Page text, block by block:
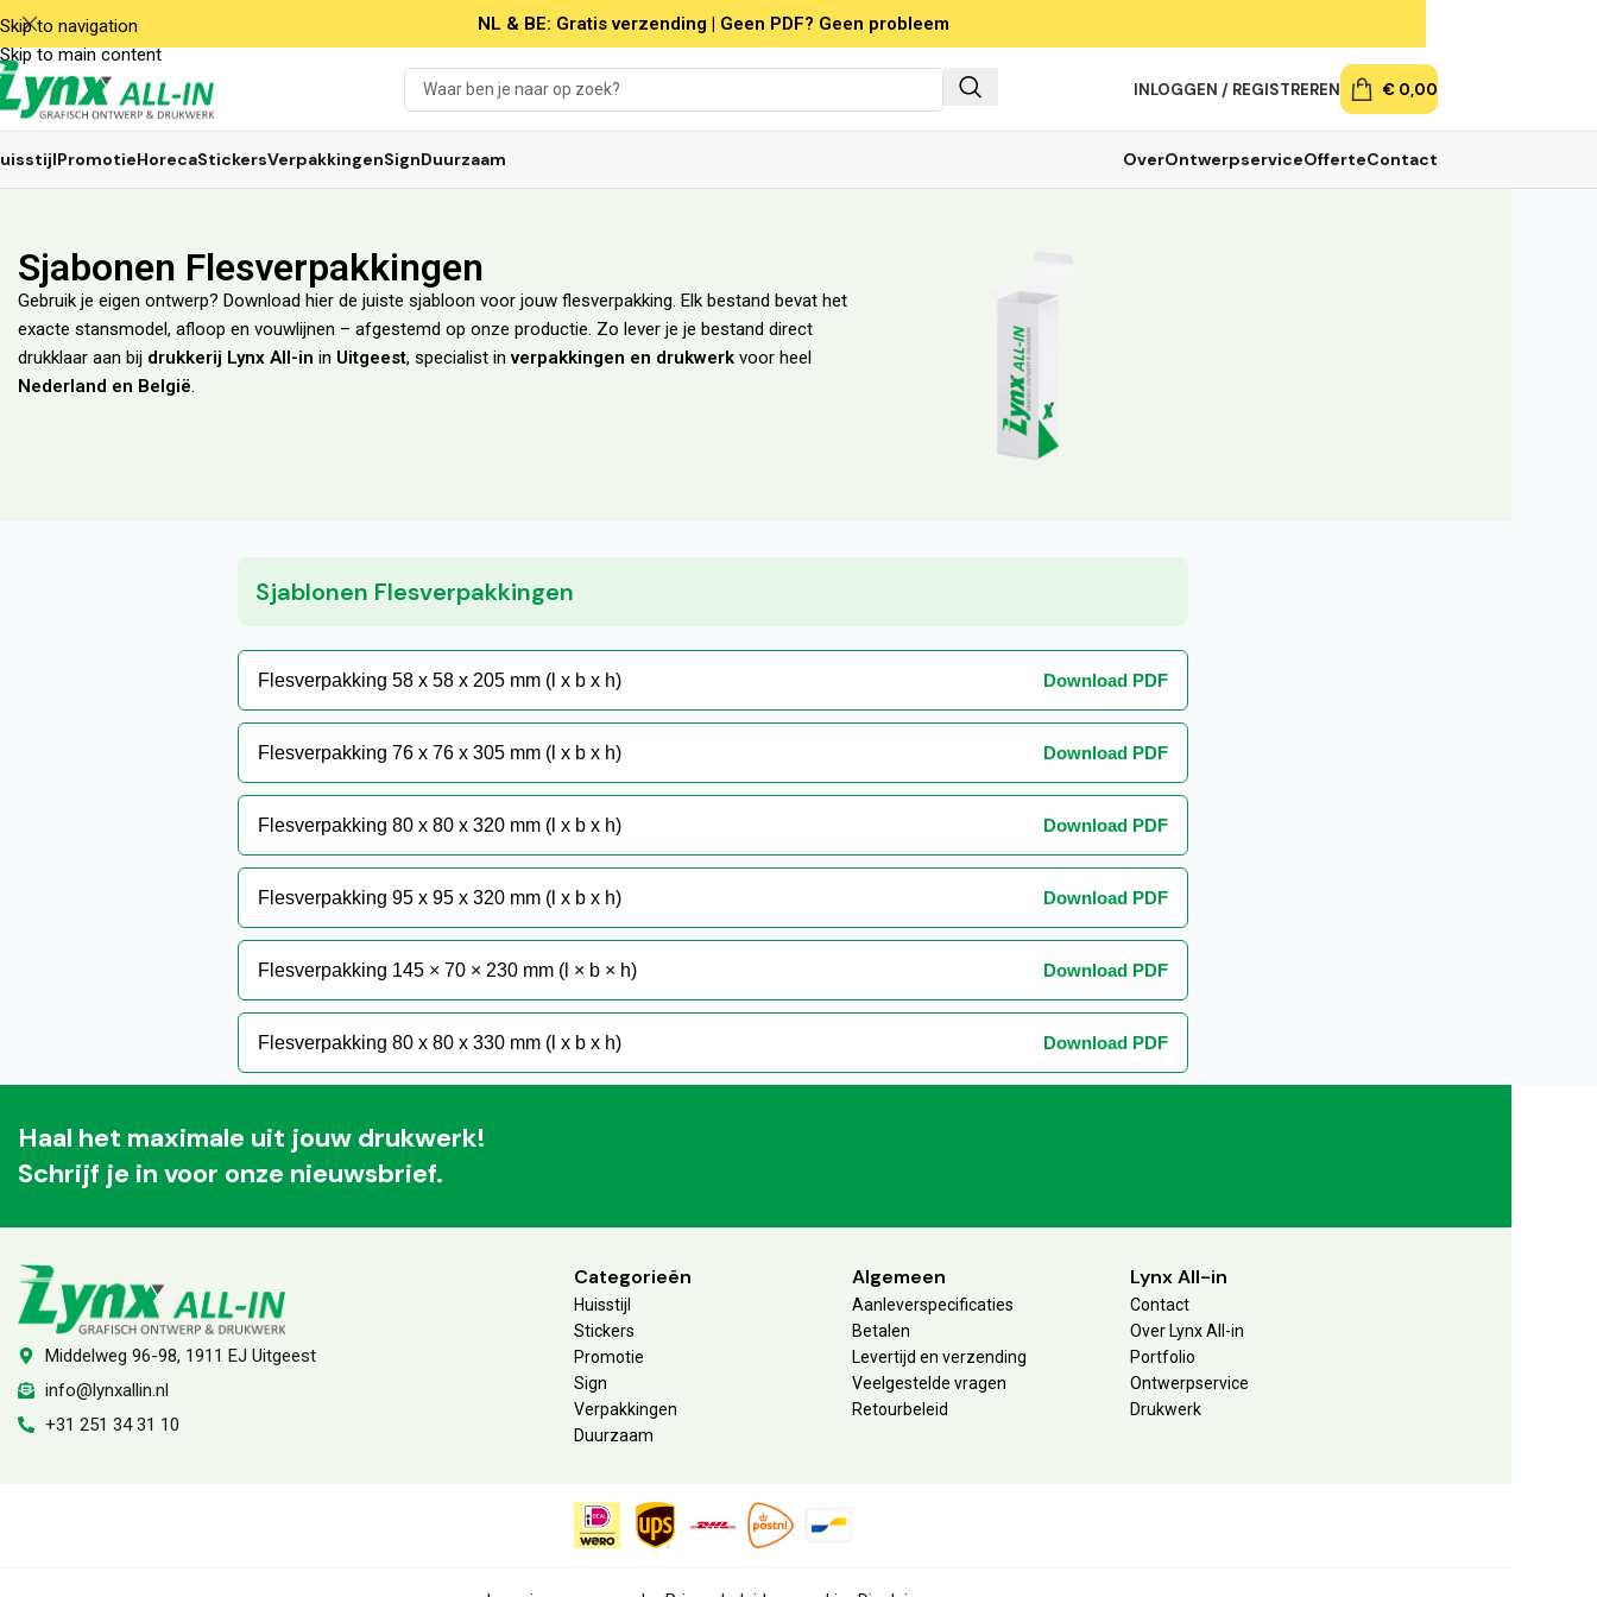
Skip to navigation
Skip to main content
INLOGGEN / REGISTREREN € 0,00
PromotieHorecaStickersVerpakkingenSignDuurzaam OverOntwerpserviceOfferteContact
Sjabonen Flesverpakkingen
Gebruik je eigen ontwerp? Download hier de juiste sjabloon voor jouw flesverpakking. Elk bestand bevat het
exacte stansmodel, afloop en vouwlijnen – afgestemd op onze productie. Zo lever je je bestand direct
drukklaar aan bij drukkerij Lynx All-in in Uitgeest, specialist inverpakkingen en drukwerk voor heel
Nederland en België.
Sjablonen Flesverpakkingen
Flesverpakking 58 x 58 x 205 mm (l x b x h) Download PDF
Flesverpakking 76 x 76 x 305 mm (l x b x h) Download PDF
Flesverpakking 80 x 80 x 320 mm (l x b x h) Download PDF
Flesverpakking 95 x 95 x 320 mm (l x b x h) Download PDF
Flesverpakking 145 × 70 × 230 mm (l × b × h) Download PDF
Flesverpakking 80 x 80 x 330 mm (l x b x h) Download PDF
Haal het maximale uit jouw drukwerk!
Schrijf je in voor onze nieuwsbrief.
Middelweg 96-98, 1911 EJ Uitgeest
info@lynxallin.nl
+31 251 34 31 10
Categorieën
Huisstijl
Stickers
Promotie
Sign
Verpakkingen
Duurzaam
Algemeen
Aanleverspecificaties
Betalen
Levertijd en verzending
Veelgestelde vragen
Retourbeleid
Lynx All-in
Contact
Over Lynx All-in
Portfolio
Ontwerpservice
Drukwerk
NL & BE: Gratis verzending | Geen PDF? Geen probleem